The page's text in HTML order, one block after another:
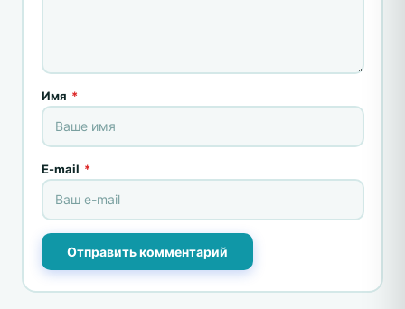
Имя *
E-mail *
Отправить комментарий